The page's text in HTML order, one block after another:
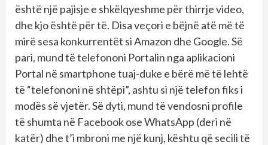
është një pajisje e shkëlqyeshme për thirrje video,
dhe kjo është për të. Disa veçori e bëjnë atë më të
mirë sesa konkurrentët si Amazon dhe Google. Së
pari, mund të telefononi Portalin nga aplikacioni
Portal në smartphone tuaj-duke e bërë më të lehtë
të “telefononi në shtëpi”, ashtu si një telefon fiks i
modës së vjetër. Së dyti, mund të vendosni profile
të shumta në Facebook ose WhatsApp (deri në
katër) dhe t’i mbroni me një kunj, kështu që secili të